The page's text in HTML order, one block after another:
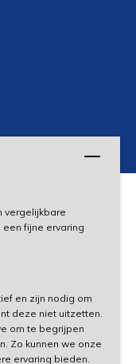
vergelijkbare
fijne ervaring
en zijn nodig om
deze niet uitzetten.
om te begrijpen
Zo kunnen we onze
ervaring bieden.